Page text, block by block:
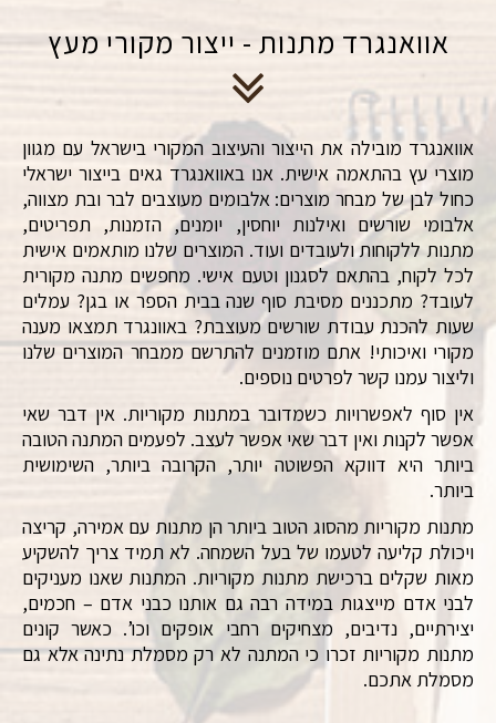
אוואנגרד מתנות - ייצור מקורי מעץ
אוואנגרד מובילה את הייצור והעיצוב המקורי בישראל עם מגוון
מוצרי עץ בהתאמה אישית. אנו באוואנגרד גאים בייצור ישראלי
כחול לבן של מבחר מוצרים: אלבומים מעוצבים לבר ובת מצווה,
אלבומי שורשים ואילנות יוחסין, יומנים, הזמנות, תפריטים,
מתנות ללקוחות ולעובדים ועוד. המוצרים שלנו מותאמים אישית
לכל לקוח, בהתאם לסגנון וטעם אישי. מחפשים מתנה מקורית
לעובד? מתכננים מסיבת סוף שנה בבית הספר או בגן? עמלים
שעות להכנת עבודת שורשים מעוצבת? באוונגרד תמצאו מענה
מקורי ואיכותי! אתם מוזמנים להתרשם ממבחר המוצרים שלנו
וליצור עמנו קשר לפרטים נוספים.
אין סוף לאפשרויות כשמדובר במתנות מקוריות. אין דבר שאי
אפשר לקנות ואין דבר שאי אפשר לעצב. לפעמים המתנה הטובה
ביותר היא דווקא הפשוטה יותר, הקרובה ביותר, השימושית
ביותר.
מתנות מקוריות מהסוג הטוב ביותר הן מתנות עם אמירה, קריצה
ויכולת קליעה לטעמו של בעל השמחה. לא תמיד צריך להשקיע
מאות שקלים ברכישת מתנות מקוריות. המתנות שאנו מעניקים
לבני אדם מייצגות במידה רבה גם אותנו כבני אדם – חכמים,
יצירתיים, נדיבים, מצחיקים רחבי אופקים וכו’. כאשר קונים
מתנות מקוריות זכרו כי המתנה לא רק מסמלת נתינה אלא גם
מסמלת אתכם.